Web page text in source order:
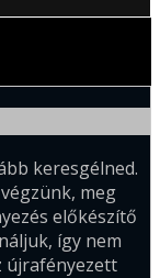
keresgélned.
meg
előkészítő
így nem
újrafényezett